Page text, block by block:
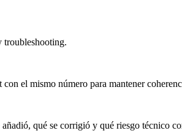
troubleshooting.
el mismo número para mantener
qué se corrigió y qué riesgo técnico